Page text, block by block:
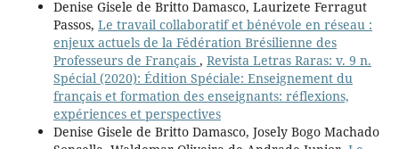
Denise Gisele de Britto Damasco, Laurizete Ferragut
Passos, Le travail collaboratif et bénévole en réseau :
enjeux actuels de la Fédération Brésilienne des
Professeurs de Français , Revista Letras Raras: v. 9 n.
Spécial (2020): Édition Spéciale: Enseignement du
français et formation des enseignants: réflexions,
expériences et perspectives
Denise Gisele de Britto Damasco, Josely Bogo Machado